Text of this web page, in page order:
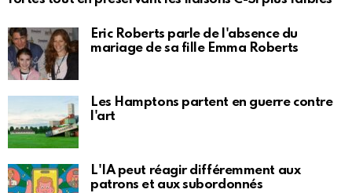
Eric Roberts parle de l'absence du
mariage de sa fille Emma Roberts
Les Hamptons partent en guerre contre
l'art
L'IA peut réagir différemment aux
patrons et aux subordonnés